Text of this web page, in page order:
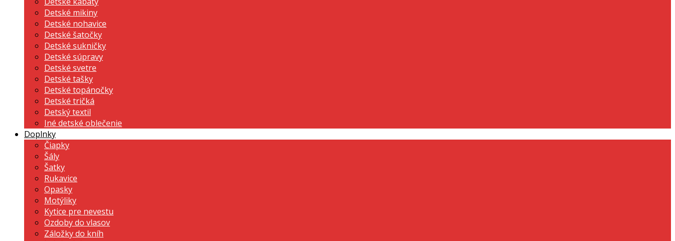
Detské mikiny
Detské nohavice
Detské šatočky
Detské sukničky
Detské súpravy
Detské svetre
Detské tašky
Detské topánočky
Detské tričká
Detský textil
Iné detské oblečenie
Doplnky
Čiapky
Šály
Šatky
Rukavice
Opasky
Motýliky
Kytice pre nevestu
Ozdoby do vlasov
Záložky do kníh